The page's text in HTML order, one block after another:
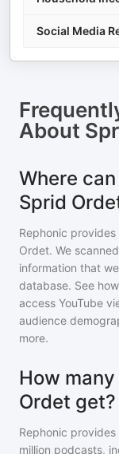
Social Media
About
Where
Sprid
Rephonic
Ordet. We
information that
database. See
access YouTube
audience
more.
How
Ordet get?
Rephonic
million podcasts,